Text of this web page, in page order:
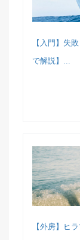
【入門】失
で解説】...
【外房】ヒ